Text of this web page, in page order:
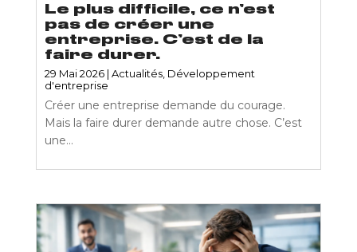
Le plus difficile, ce n’est
pas de créer une
entreprise. C’est de la
faire durer.
29 Mai 2026| Actualités, Développement
d'entreprise
Créer une entreprise demande du courage.
Mais la faire durer demande autre chose. C’est
une...